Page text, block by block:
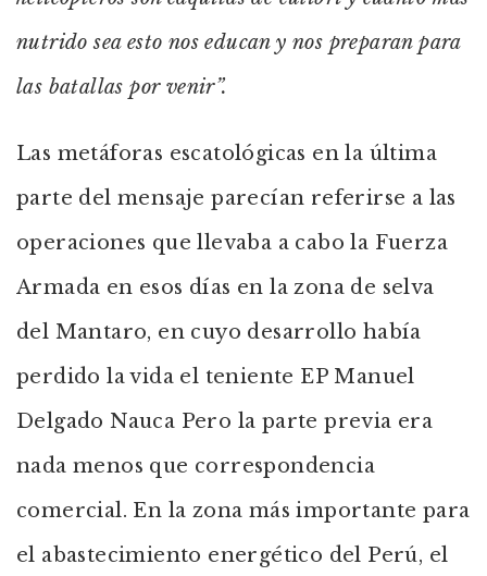
nutrido sea esto nos educan y nos preparan para
las batallas por venir”.
Las metáforas escatológicas en la última
parte del mensaje parecían referirse a las
operaciones que llevaba a cabo la Fuerza
Armada en esos días en la zona de selva
del Mantaro, en cuyo desarrollo había
perdido la vida el teniente EP Manuel
Delgado Nauca Pero la parte previa era
nada menos que correspondencia
comercial. En la zona más importante para
el abastecimiento energético del Perú, el